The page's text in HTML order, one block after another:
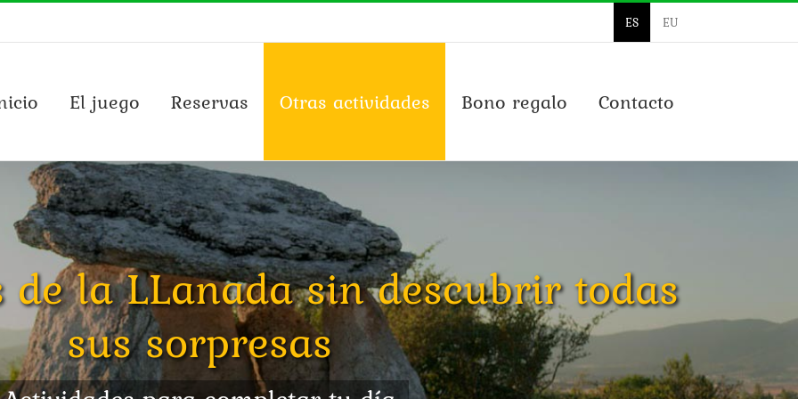
ES EU
El juego Reservas Otras actividades Bono regalo Contacto
la LLanada sin descubrir todas
sus sorpresas